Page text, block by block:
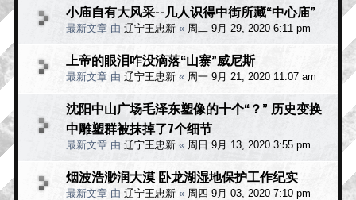
小庙自有大风采--几人识得中街所藏“中心庙”
最新文章 由 辽宁王忠新 « 周二 9月 29, 2020 6:11 pm
上帝的眼泪咋没滴落“山寨”威尼斯
最新文章 由 辽宁王忠新 « 周一 9月 21, 2020 11:07 am
沈阳中山广场毛泽东塑像的十个“？” 历史变换
中雕塑群被抹掉了7个细节
最新文章 由 辽宁王忠新 « 周日 9月 13, 2020 3:55 pm
烟波浩渺润大漠 卧龙湖湿地保护工作纪实
最新文章 由 辽宁王忠新 « 周四 9月 03, 2020 7:10 pm